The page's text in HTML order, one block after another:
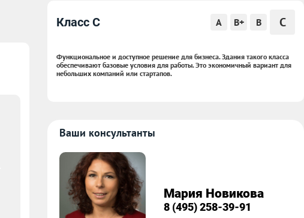
Класс C A B+ B C
Функциональное и доступное решение для бизнеса. Здания такого класса
обеспечивают базовые условия для работы. Это экономичный вариант для
небольших компаний или стартапов.
Ваши консультанты
Мария Новикова
8 (495) 258-39-91